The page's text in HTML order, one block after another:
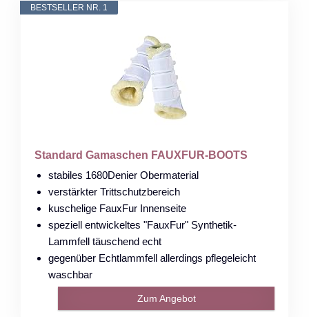
BESTSELLER NR. 1
Standard Gamaschen FAUXFUR-BOOTS
stabiles 1680Denier Obermaterial
verstärkter Trittschutzbereich
kuschelige FauxFur Innenseite
speziell entwickeltes "FauxFur" Synthetik-
Lammfell täuschend echt
gegenüber Echtlammfell allerdings pflegeleicht
waschbar
Zum Angebot